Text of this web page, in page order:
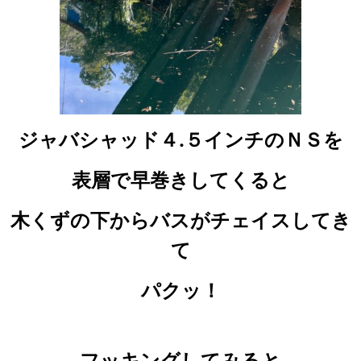
ジャバシャッド４.５インチのＮＳを
表層で早巻きしてくると
木くずの下からバスがチェイスしてき
て
パクッ！